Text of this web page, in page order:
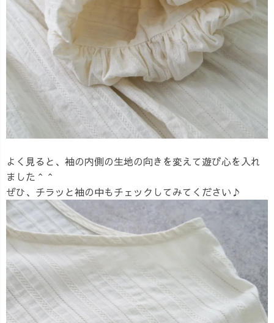
よく見ると、袖の内側の生地の向きを変えて遊び心を入れ
ました＾＾
ぜひ、チラッと袖の中もチェックしてみてください♪